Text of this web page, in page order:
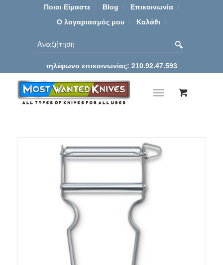
Ποιοι Είμαστε Blog
Επικοινωνία
Ο λογαριασμός μου
Καλάθι
τηλέφωνο επικοινωνίας: 210.92.47.593